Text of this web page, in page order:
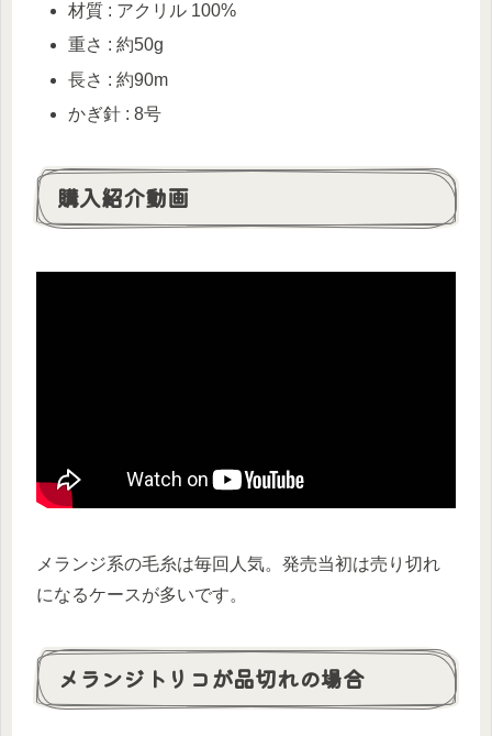
材質 : アクリル 100%
重さ : 約50g
長さ : 約90m
かぎ針 : 8号
購入紹介動画
メランジ系の毛糸は毎回人気。発売当初は売り切れ
になるケースが多いです。
メランジトリコが品切れの場合